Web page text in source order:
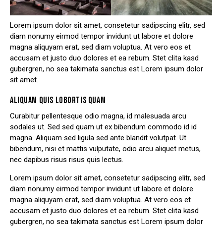
Lorem ipsum dolor sit amet, consetetur sadipscing elitr, sed
diam nonumy eirmod tempor invidunt ut labore et dolore
magna aliquyam erat, sed diam voluptua. At vero eos et
accusam et justo duo dolores et ea rebum. Stet clita kasd
gubergren, no sea takimata sanctus est Lorem ipsum dolor
sit amet.
ALIQUAM QUIS LOBORTIS QUAM
Curabitur pellentesque odio magna, id malesuada arcu
sodales ut. Sed sed quam ut ex bibendum commodo id id
magna. Aliquam sed ligula sed ante blandit volutpat. Ut
bibendum, nisi et mattis vulputate, odio arcu aliquet metus,
nec dapibus risus risus quis lectus.
Lorem ipsum dolor sit amet, consetetur sadipscing elitr, sed
diam nonumy eirmod tempor invidunt ut labore et dolore
magna aliquyam erat, sed diam voluptua. At vero eos et
accusam et justo duo dolores et ea rebum. Stet clita kasd
gubergren, no sea takimata sanctus est Lorem ipsum dolor